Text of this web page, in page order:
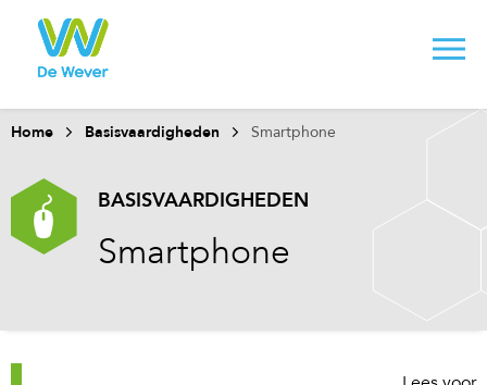
Home Basisvaardigheden Smartphone
BASISVAARDIGHEDEN
Smartphone